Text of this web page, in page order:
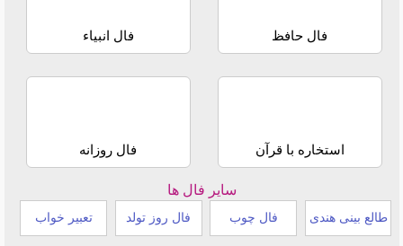
فال حافظ فال انبیاء
استخاره با قرآن فال روزانه
سایر فال ها
طالع بینی هندی فال چوب فال روز تولد تعبیر خواب